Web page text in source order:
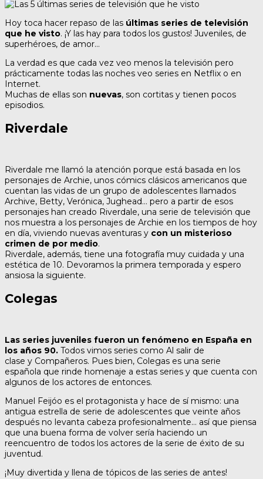
Hoy toca hacer repaso de las últimas series de televisión
que he visto. ¡Y las hay para todos los gustos! Juveniles, de
superhéroes, de amor…
La verdad es que cada vez veo menos la televisión pero
prácticamente todas las noches veo series en Netflix o en
Internet.
Muchas de ellas son nuevas, son cortitas y tienen pocos
episodios.
Riverdale
Riverdale me llamó la atención porque está basada en los
personajes de Archie, unos cómics clásicos americanos que
cuentan las vidas de un grupo de adolescentes llamados
Archive, Betty, Verónica, Jughead… pero a partir de esos
personajes han creado Riverdale, una serie de televisión que
nos muestra a los personajes de Archie en los tiempos de hoy
en día, viviendo nuevas aventuras y con un misterioso
crimen de por medio.
Riverdale, además, tiene una fotografía muy cuidada y una
estética de 10. Devoramos la primera temporada y espero
ansiosa la siguiente.
Colegas
Las series juveniles fueron un fenómeno en España en
los años 90. Todos vimos series como Al salir de
clase y Compañeros. Pues bien, Colegas es una serie
española que rinde homenaje a estas series y que cuenta con
algunos de los actores de entonces.
Manuel Feijóo es el protagonista y hace de sí mismo: una
antigua estrella de serie de adolescentes que veinte años
después no levanta cabeza profesionalmente… así que piensa
que una buena forma de volver sería haciendo un
reencuentro de todos los actores de la serie de éxito de su
juventud.
¡Muy divertida y llena de tópicos de las series de antes!